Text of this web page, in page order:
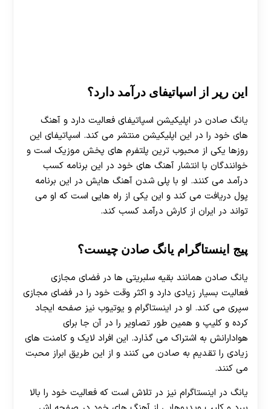
این رپر از اسپاتیفای درآمد دارد؟
یانگ صادن در اپلیکیشن اسپاتیفای فعالیت دارد و آهنگ
های خود را در این اپلیکیشن منتشر می کند. اسپاتیفای این
روزها یکی از محبوب ترین پلتفرم های پخش موزیک است و
خوانندگان با انتشار آهنگ های خود در این برنامه کسب
درآمد می کنند. او با پلی شدن آهنگ هایش در این برنامه
پول دریافت می کند و این یکی از راه هایی است که او می
تواند در ایران از کارش درآمد کسب کند.
پیج اینستاگرام یانگ صادن چیست؟
یانگ صادن همانند بقیه سلبریتی ها در فضای مجازی
فعالیت بسیار زیادی دارد و اکثر وقت خود را در فضای مجازی
سپری می کند. او در اینستاگرام و یوتیوب نیز صفحه ایجاد
کرده و کلیپ و همین طور تصاویر را در آن جا برای
هوادارانش به اشتراک می گذارد. این افراد لایک و کامنت های
زیادی را تقدیم به صادن می کنند و از این طریق ابراز محبت
می کنند.
یانگ در اینستاگرام نیز در تلاش است که فعالیت خود را بالا